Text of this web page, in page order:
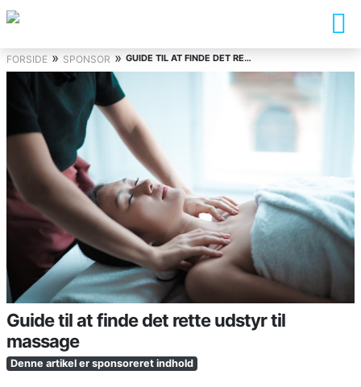
FORSIDE » SPONSOR » GUIDE TIL AT FINDE DET RETTE UDSTYR TIL MASSAGE
Guide til at finde det rette udstyr til
massage
Denne artikel er sponsoreret indhold